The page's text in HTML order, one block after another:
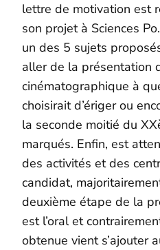
lettre de motivation est
son projet à Sciences
un des 5 sujets
aller de la présentation
cinématographique à
choisirait d’ériger ou
la seconde moitié du
marqués. Enfin, est
des activités et des
candidat,
deuxième étape de la
est l’oral et
obtenue vient s’ajouter